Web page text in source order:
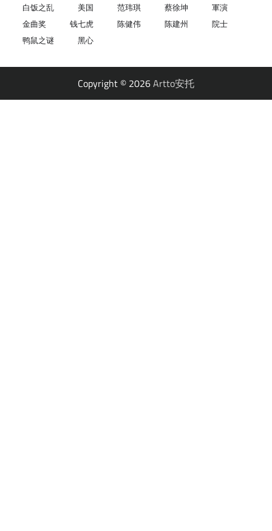
白饭之乱
美国 范玮琪 蔡徐坤
軍演
金曲奖
钱七虎 陈健伟 陈建州
院士
鸭鼠之谜
黑心
Copyright © 2026Artto安托